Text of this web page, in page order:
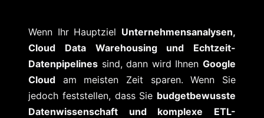
Wenn Ihr Hauptziel Unternehmensanalysen,
Cloud Data Warehousing und Echtzeit-
Datenpipelines sind, dann wird Ihnen Google
Cloud am meisten Zeit sparen. Wenn Sie
jedoch feststellen, dass Sie budgetbewusste
Datenwissenschaft und komplexe ETL-